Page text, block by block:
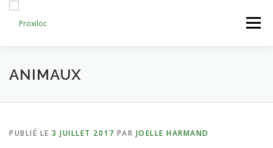
contenu
Menu
CATEGORIES
ANIMAUX
PUBLIÉ LE 3 JUILLET 2017 PAR JOELLE HARMAND